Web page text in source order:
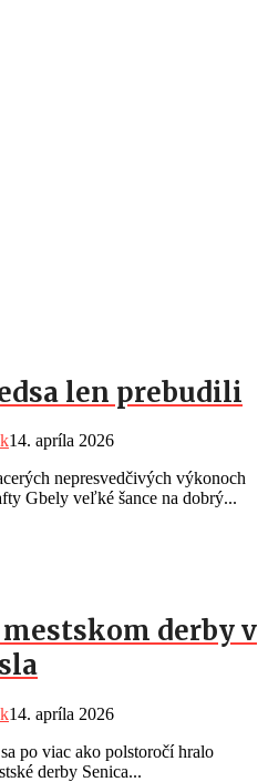
len prebudili
14. apríla 2026
nepresvedčivých výkonoch
Gbely veľké šance na dobrý...
derby v
14. apríla 2026
po viac ako polstoročí hralo
derby Senica...